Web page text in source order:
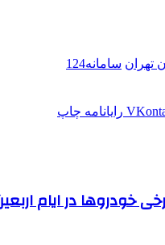
تهران سامانه124
رایانامه چاپ
خودروها در ایام